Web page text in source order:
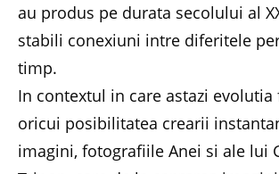
au produs pe durata secolului al
stabili conexiuni intre diferitele
timp.
In contextul in care astazi
oricui posibilitatea crearii
imagini, fotografiile Anei si ale lui